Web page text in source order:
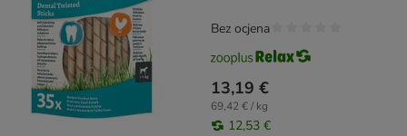
13,19 €
69,42 € / kg
12,53 €
Bez ocjena